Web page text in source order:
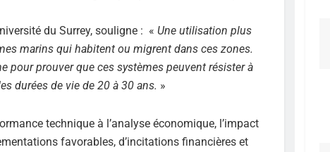
du Surrey, souligne : « Une utilisation plus
marins qui habitent ou migrent dans ces zones.
pour prouver que ces systèmes peuvent résister à
durées de vie de 20 à 30 ans. »
technique à l’analyse économique, l’impact
favorables, d’incitations financières et